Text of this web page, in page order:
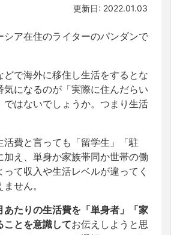
更新日: 2022.01.03
シア在住のライターのパンダンで
どで海外に移住し生活をするとな
気になるのが「実際に住んだらい
ではないでしょうか。つまり生活
活費と言っても「留学生」「駐
加え、単身か家族帯同か世帯の働
て収入や生活レベルが違ってく
せん。
あたりの生活費を「単身者」「家
ことを意識してお伝えしようと思